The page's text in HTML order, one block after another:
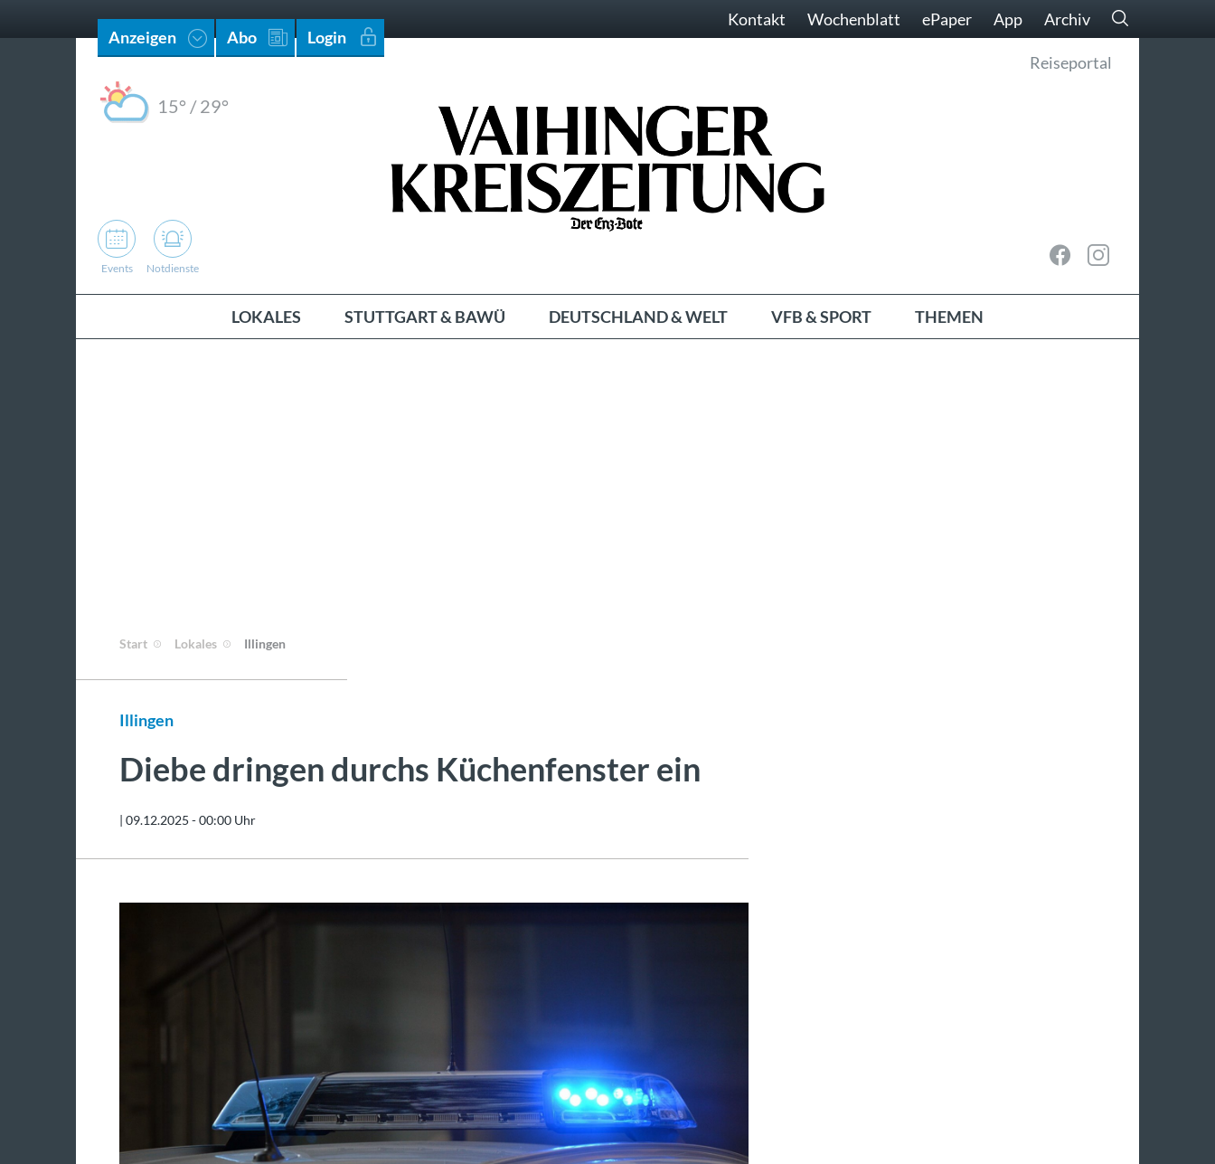
Anzeigen Abo Login
Kontakt Wochenblatt ePaper App Archiv
15° /29°
Reiseportal
Events Notdienste
LOKALES STUTTGART & BAWÜ DEUTSCHLAND & WELT VFB & SPORT THEMEN
Start Lokales Illingen
Illingen
Diebe dringen durchs Küchenfenster ein
| 09.12.2025 - 00:00 Uhr